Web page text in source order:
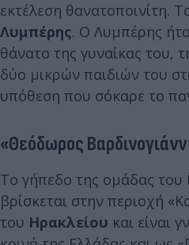
εκτέλεση θανατοποινίτη.
Λυμπέρης. Ο Λυμπέρης
θάνατο της γυναίκας του,
δύο μικρών παιδιών του
υπόθεση που σόκαρε το
«Θεόδωρος
Το γήπεδο της ομάδας του
βρίσκεται στην περιοχή
του Ηρακλείου και είναι